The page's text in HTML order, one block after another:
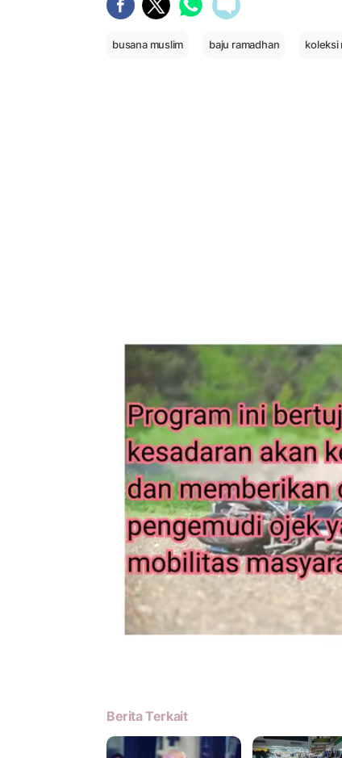
busana muslim baju ramadhan koleksi
Berita Terkait